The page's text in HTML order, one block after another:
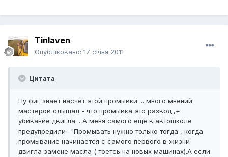
Tinlaven
Опубліковано: 17 січня 2011
Цитата
Ну фиг знает насчёт этой промывки ... много мнений
мастеров слышал - что промывка это развод ,+
убивание двигла .. А меня самого ещё в автошколе
предупредили -"Промывать нужно только тогда , когда
промывание начинается с самого первого в жизни
двигла замене масла ( тоетсь на новых машинах).А если